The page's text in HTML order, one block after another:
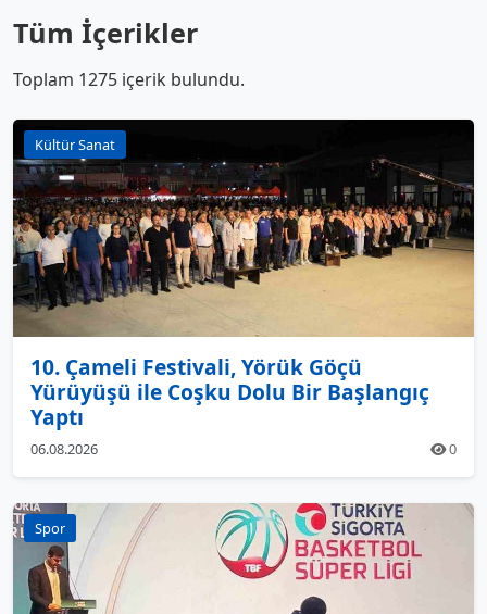
Tüm İçerikler
Toplam 1275 içerik bulundu.
Kültür Sanat
10. Çameli Festivali, Yörük Göçü
Yürüyüşü ile Coşku Dolu Bir Başlangıç
Yaptı
06.08.2026 0
Spor